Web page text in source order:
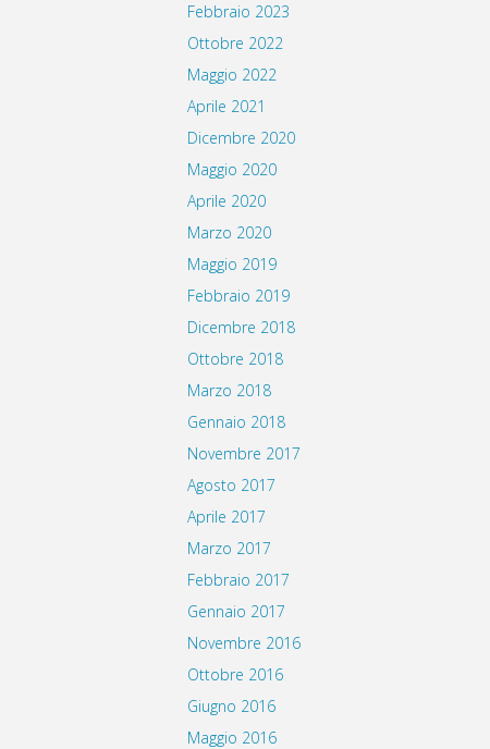
Febbraio 2023
Ottobre 2022
Maggio 2022
Aprile 2021
Dicembre 2020
Maggio 2020
Aprile 2020
Marzo 2020
Maggio 2019
Febbraio 2019
Dicembre 2018
Ottobre 2018
Marzo 2018
Gennaio 2018
Novembre 2017
Agosto 2017
Aprile 2017
Marzo 2017
Febbraio 2017
Gennaio 2017
Novembre 2016
Ottobre 2016
Giugno 2016
Maggio 2016